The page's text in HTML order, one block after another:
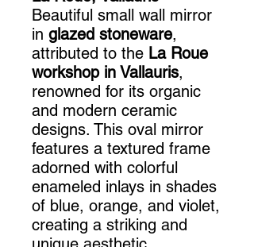
Beautiful small wall mirror
in glazed stoneware,
attributed to the La Roue
workshop in Vallauris,
renowned for its organic
and modern ceramic
designs. This oval mirror
features a textured frame
adorned with colorful
enameled inlays in shades
of blue, orange, and violet,
creating a striking and